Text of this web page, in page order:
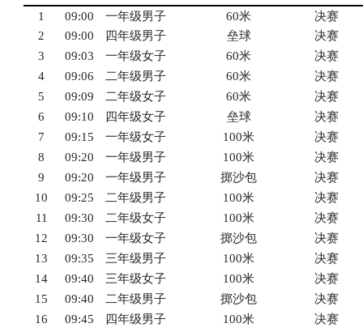
1 09:00 一年级男子 60米
决赛
2
09:00 四年级男子 垒球
决赛
3
09:03 一年级女子 60米
决赛
4
09:06 二年级男子 60米
决赛
5
09:09 二年级女子 60米
决赛
6
09:10 四年级女子 垒球
决赛
7
09:15 一年级女子 100米
决赛
8
09:20 一年级男子 100米
决赛
9
09:20 一年级男子 掷沙包
决赛
10
09:25 二年级男子 100米
决赛
11
09:30 二年级女子 100米
决赛
12
09:30 一年级女子 掷沙包
决赛
13
09:35 三年级男子 100米
决赛
14
09:40 三年级女子 100米
决赛
15
09:40 二年级男子 掷沙包
决赛
16
09:45 四年级男子 100米
决赛